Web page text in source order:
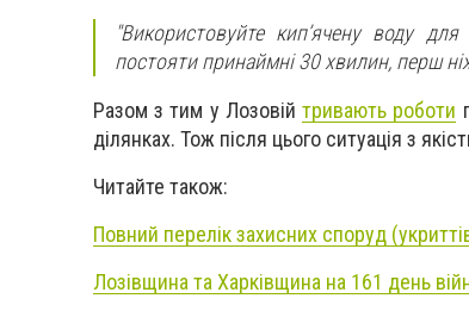
"Використовуйте кип’ячену воду
постояти принаймні 30 хвилин, перш
Разом з тим у Лозовійтривають роботи
ділянках. Тож після цього ситуація з
Читайте також:
Повний перелік захисних споруд
Лозівщина та Харківщина на 161 день